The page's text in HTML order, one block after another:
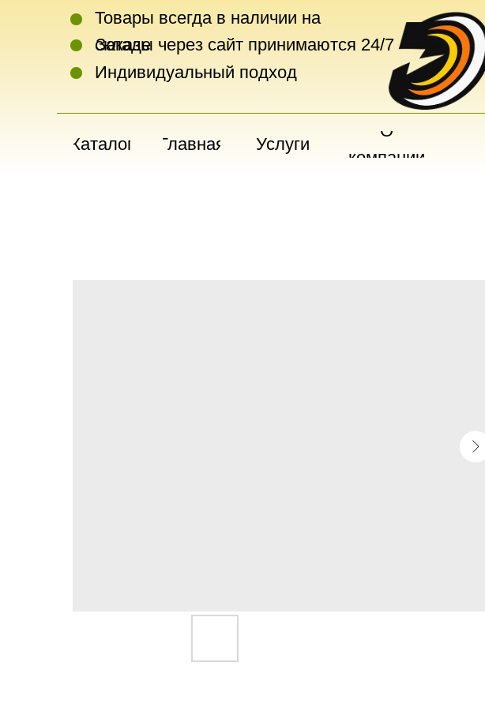
Товары всегда в наличии на
складе
Заказы через сайт принимаются 24/7
Каталог Главная
О
компании
Индивидуальный подход
Услуги